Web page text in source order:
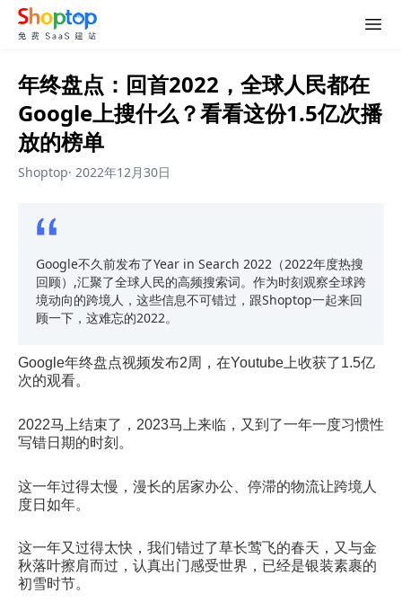
年终盘点：回首2022，全球人民都在
Google上搜什么？看看这份1.5亿次播
放的榜单
Shoptop· 2022年12月30日
Google不久前发布了Year in Search 2022（2022年度热搜
回顾）,汇聚了全球人民的高频搜索词。作为时刻观察全球跨
境动向的跨境人，这些信息不可错过，跟Shoptop一起来回
顾一下，这难忘的2022。
Google年终盘点视频发布2周，在Youtube上收获了1.5亿
次的观看。
2022马上结束了，2023马上来临，又到了一年一度习惯性
写错日期的时刻。
这一年过得太慢，漫长的居家办公、停滞的物流让跨境人
度日如年。
这一年又过得太快，我们错过了草长莺飞的春天，又与金
秋落叶擦肩而过，认真出门感受世界，已经是银装素裹的
初雪时节。